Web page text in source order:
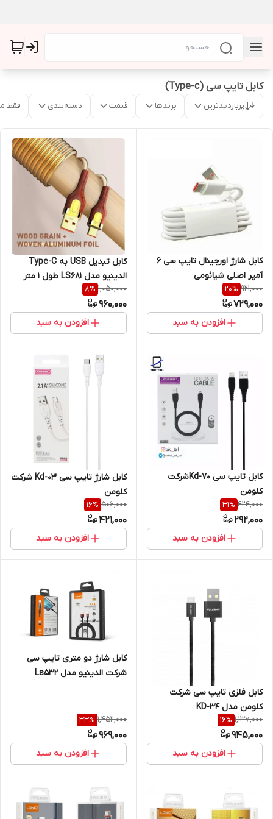
کابل تایپ سی (Type-c)
پربازدیدترین برندها قیمت دسته‌بندی فقط
کابل شارژ اورجینال تایپ سی 6
آمپر اصلی شیائومی
921,000
20%
729,000
افزودن به سبد
کابل تبدیل USB به Type-C
الدینیو مدل LS681 طول 1 متر
1,050,000
8%
960,000
افزودن به سبد
کابل تایپ سی Kd-70شرکت
کلومن
424,000
31%
292,000
افزودن به سبد
کابل شارژ تایپ سی Kd-03 شرکت
کلومن
506,000
16%
421,000
افزودن به سبد
کابل فلزی تایپ سی شرکت
کلومن مدل KD-34
1,137,000
16%
945,000
افزودن به سبد
کابل شارژ دو متری تایپ سی
شرکت الدینیو مدل Ls532
1,452,000
33%
969,000
افزودن به سبد